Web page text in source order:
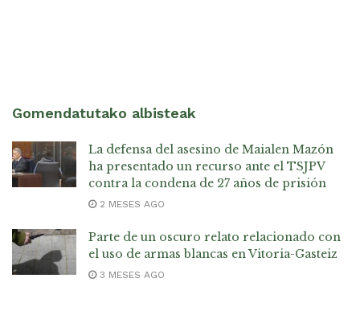
Gomendatutako albisteak
La defensa del asesino de Maialen Mazón
ha presentado un recurso ante el TSJPV
contra la condena de 27 años de prisión
2 MESES AGO
Parte de un oscuro relato relacionado con
el uso de armas blancas en Vitoria-Gasteiz
3 MESES AGO